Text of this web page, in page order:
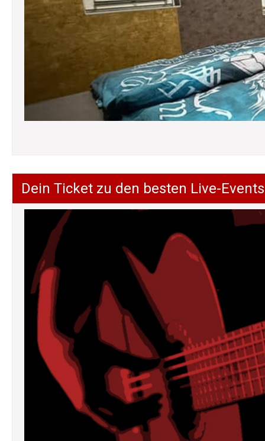
Dein Ticket zu den besten Live-Events